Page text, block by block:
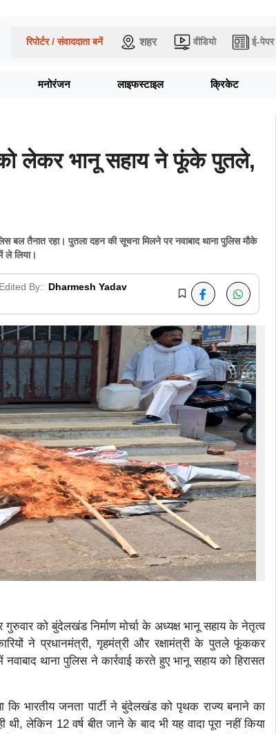
रिपोर्टर / संवाददाता बनें शहर वीडियो ई-पेपर
मनोरंजन लाइफस्टाइल क्रिकेट
लेकर भानू सहाय ने फूंके पुतले,
बल तैनात रहा। पुतला दहन की सूचना मिलने पर नवाबाद थाना पुलिस मौके
ले लिया।
Edited By: Dharmesh Yadav
को बुंदेलखंड निर्माण मोर्चा के अध्यक्ष भानू सहाय के नेतृत्व
ने प्रधानमंत्री, गृहमंत्री और रक्षामंत्री के पुतले फूंककर
थाना पुलिस ने कार्रवाई करते हुए भानू सहाय को हिरासत
कि भारतीय जनता पार्टी ने बुंदेलखंड को पृथक राज्य बनाने का
थी, लेकिन 12 वर्ष बीत जाने के बाद भी यह वादा पूरा नहीं किया